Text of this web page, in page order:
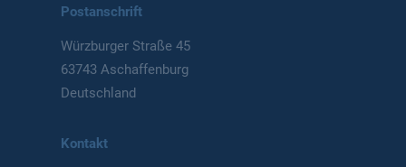
Postanschrift
Würzburger Straße 45
63743 Aschaffenburg
Deutschland
Kontakt